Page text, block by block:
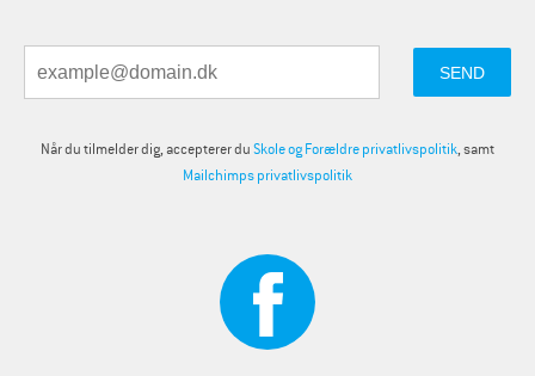
Når du tilmelder dig, accepterer duSkole og Forældre privatlivspolitik, samt
Mailchimps privatlivspolitik